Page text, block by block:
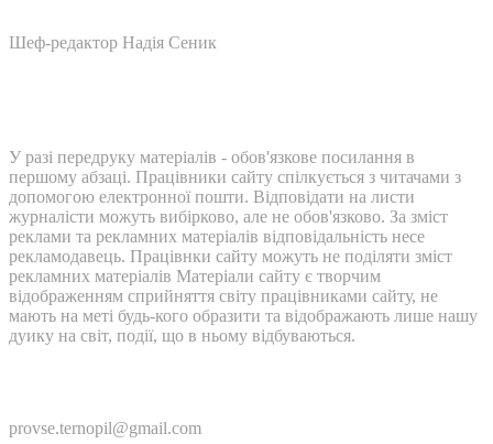
Шеф-редактор Надія Сеник
У разі передруку матеріалів - обов'язкове посилання в
першому абзаці. Працівники сайту спілкується з читачами з
допомогою електронної пошти. Відповідати на листи
журналісти можуть вибірково, але не обов'язково. За зміст
реклами та рекламних матеріалів відповідальність несе
рекламодавець. Працівнки сайту можуть не поділяти зміст
рекламних матеріалів Матеріали сайту є творчим
відображенням сприйняття світу працівниками сайту, не
мають на меті будь-кого образити та відображають лише нашу
дуику на світ, події, що в ньому відбуваються.
provse.ternopil@gmail.com